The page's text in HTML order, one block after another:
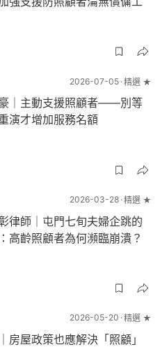
2026-07-05 精選 ★
｜主動支援照顧者——別等
演才增加服務名額
2026-03-28 精選 ★
律師｜屯門七旬夫婦企跳的
高齡照顧者為何瀕臨崩潰？
2026-05-20 精選 ★
房屋政策也應解決「照顧」